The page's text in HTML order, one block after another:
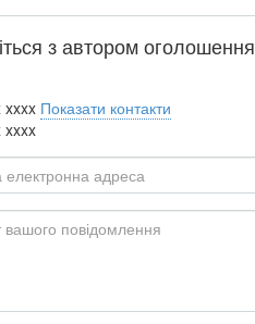
з автором оголошення
xxxx Показати контакти
xxxx